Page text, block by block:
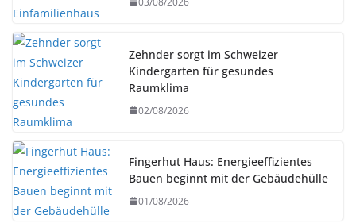
Zehnder sorgt im Schweizer
Kindergarten für gesundes
Raumklima
02/08/2026
Fingerhut Haus: Energieeffizientes
Bauen beginnt mit der Gebäudehülle
01/08/2026